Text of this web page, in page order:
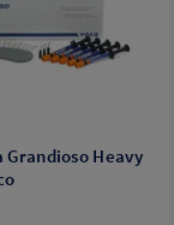
Grandioso Heavy